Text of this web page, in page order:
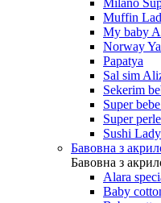
Milano
Muffin
My baby
Norway
Papatya
Sal sim
Sekerim
Super
Super perle
Sushi
Бавовна з
Бавовна з
Alara
Baby